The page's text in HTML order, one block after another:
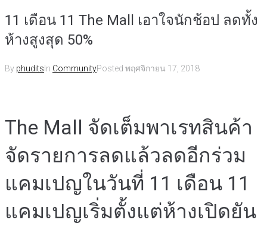
11 เดือน 11 The Mall เอาใจนักช้อป ลดทั้ง
ห้างสูงสุด 50%
By phudits In CommunityPosted พฤศจิกายน 17, 2018
The Mall จัดเต็มพาเรทสินค้า
จัดรายการลดแล้วลดอีกร่วม
แคมเปญในวันที่ 11 เดือน 11
แคมเปญเริ่มตั้งแต่ห้างเปิดยัน